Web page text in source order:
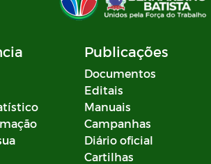
Publicações
Documentos
Editais
Manuais
Campanhas
Diário oficial
Cartilhas